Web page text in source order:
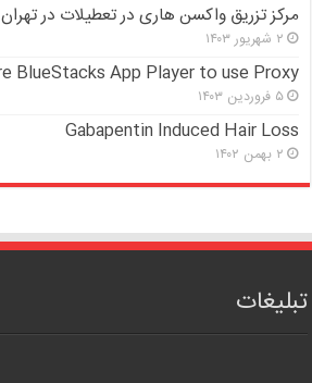
مرکز تزریق واکسن هاری در تعطیلات در تهران
۲ شهریور ۱۴۰۳
BlueStacks App Player to use Proxy
۵ فروردین ۱۴۰۳
Gabapentin Induced Hair Loss
۲ بهمن ۱۴۰۲
تبلیغات